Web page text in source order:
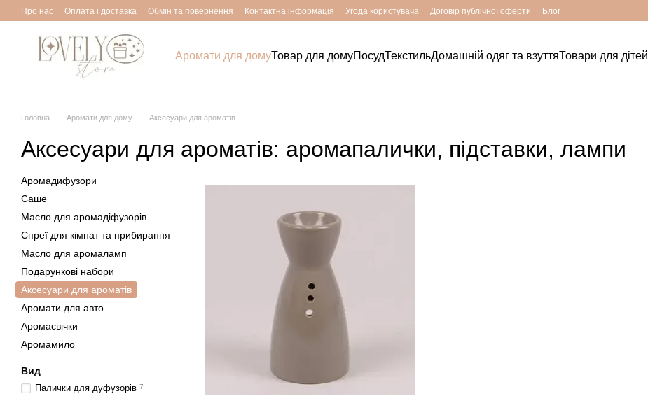
Перейти до основного контенту
Про нас Оплата і доставка Обмін та повернення Контактна інформація Угода користувача Договір публічної оферти Блог
Аромати для домуТовар для домуПосудТекстильДомашній одяг та взуттяТовари для дітей
Головна Аромати для дому Аксесуари для ароматів
Аксесуари для ароматів: аромапалички, підставки, лампи
Аромадифузори
Саше
Масло для аромадіфузорів
Спреї для кімнат та прибирання
Масло для аромаламп
Подарункові набори
Аксесуари для ароматів
Аромати для авто
Аромасвічки
Аромамило
Вид
Палички для дуфузорів 7